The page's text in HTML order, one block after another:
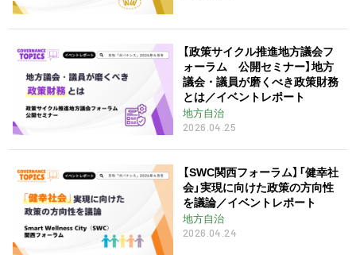
【政策サイクル推進地方議会フ
ォーラム 公開セミナー】地方
議会・議員が磨くべき政策財務
とは／イベントレポート
地方自治
2026.04.25
【SWC関西フォーラム】「健幸社
会」実現に向けた政策の方向性
を議論／イベントレポート
地方自治
2026.04.24